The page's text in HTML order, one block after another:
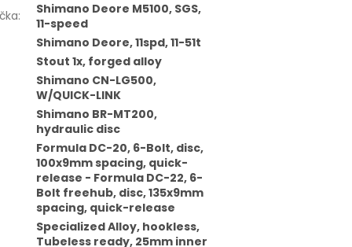
:
Shimano Deore M5100, SGS,
11-speed
Shimano Deore, 11spd, 11-51t
Stout 1x, forged alloy
Shimano CN-LG500,
W/QUICK-LINK
Shimano BR-MT200,
hydraulic disc
Formula DC-20, 6-Bolt, disc,
100x9mm spacing, quick-
release - Formula DC-22, 6-
Bolt freehub, disc, 135x9mm
spacing, quick-release
Specialized Alloy, hookless,
Tubeless ready, 25mm inner